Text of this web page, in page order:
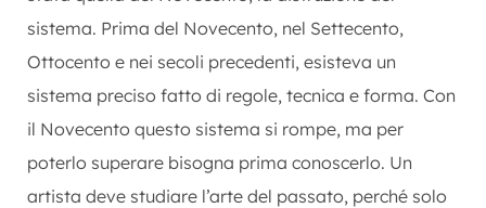
sistema. Prima del Novecento, nel Settecento,
Ottocento e nei secoli precedenti, esisteva un
sistema preciso fatto di regole, tecnica e forma. Con
il Novecento questo sistema si rompe, ma per
poterlo superare bisogna prima conoscerlo. Un
artista deve studiare l’arte del passato, perché solo